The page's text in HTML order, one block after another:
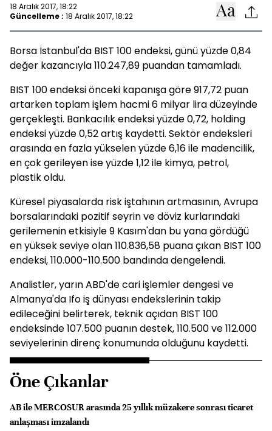
18 Aralık 2017, 18:22
Güncelleme : 18 Aralık 2017, 18:22
Borsa İstanbul'da BIST 100 endeksi, günü yüzde 0,84
değer kazancıyla 110.247,89 puandan tamamladı.
BIST 100 endeksi önceki kapanışa göre 917,72 puan
artarken toplam işlem hacmi 6 milyar lira düzeyinde
gerçekleşti. Bankacılık endeksi yüzde 0,72, holding
endeksi yüzde 0,52 artış kaydetti. Sektör endeksleri
arasında en fazla yükselen yüzde 6,16 ile madencilik,
en çok gerileyen ise yüzde 1,12 ile kimya, petrol,
plastik oldu.
Küresel piyasalarda risk iştahının artmasının, Avrupa
borsalarındaki pozitif seyrin ve döviz kurlarındaki
gerilemenin etkisiyle 9 Kasım'dan bu yana gördüğü
en yüksek seviye olan 110.836,58 puana çıkan BIST 100
endeksi, 110.000-110.500 bandında dengelendi.
Analistler, yarın ABD'de cari işlemler dengesi ve
Almanya'da Ifo iş dünyası endekslerinin takip
edileceğini belirterek, teknik açıdan BIST 100
endeksinde 107.500 puanın destek, 110.500 ve 112.000
seviyelerinin direnç konumunda olduğunu kaydetti.
Öne Çıkanlar
AB ile MERCOSUR arasında 25 yıllık müzakere sonrası ticaret
anlaşması imzalandı